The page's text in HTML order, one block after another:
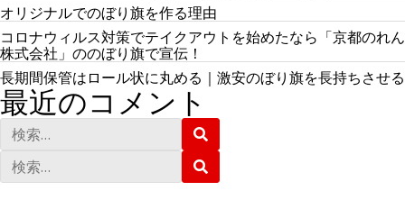
オリジナルでのぼり旗を作る理由
コロナウィルス対策でテイクアウトを始めたなら「京都のれん
株式会社」ののぼり旗で宣伝！
長期間保管はロール状に丸める｜激安のぼり旗を長持ちさせる
最近のコメント
検
索
:
索
検
索
索